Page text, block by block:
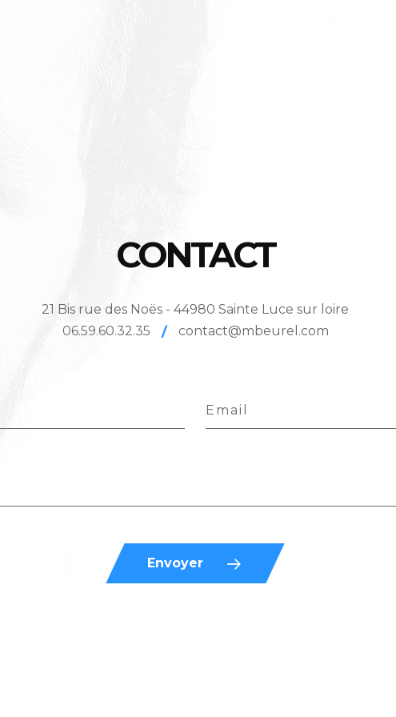
CONTACT
21 Bis rue des Noës - 44980 Sainte Luce sur loire
06.59.60.32.35
/ contact@mbeurel.com
Email
Envoyer ≥